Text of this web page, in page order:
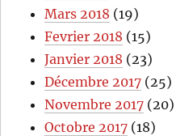
Mars 2018 (19)
Fevrier 2018 (15)
Janvier 2018 (23)
Décembre 2017 (25)
Novembre 2017 (20)
Octobre 2017 (18)